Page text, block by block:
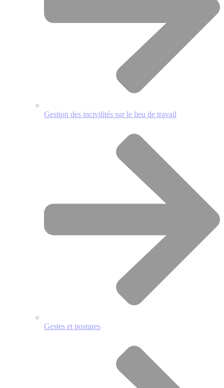
Gestion des incivilités sur le lieu de travail
Gestes et postures